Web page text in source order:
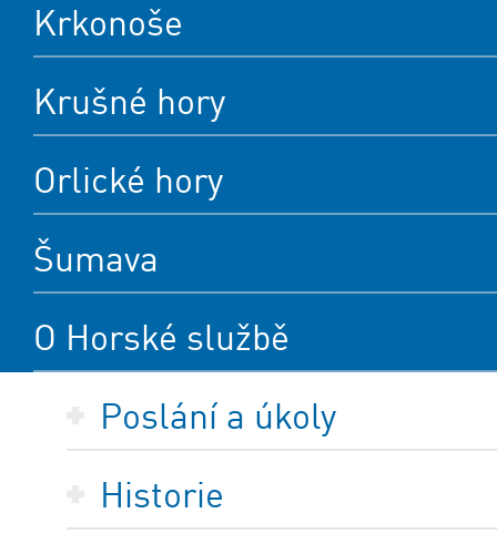
Krkonoše
Krušné hory
Orlické hory
Šumava
O Horské službě
Poslání a úkoly
Historie